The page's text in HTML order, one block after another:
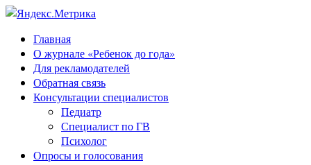
Главная
О журнале «Ребенок до года»
Для рекламодателей
Обратная связь
Консультации специалистов
Педиатр
Специалист по ГВ
Психолог
Опросы и голосования